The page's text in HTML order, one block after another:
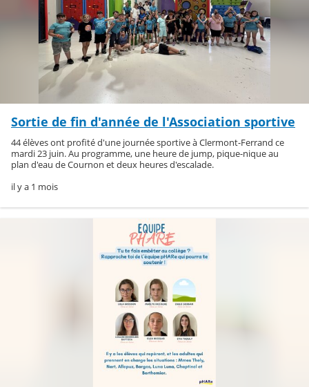
Sortie de fin d'année de l'Association sportive
44 élèves ont profité d'une journée sportive à Clermont-Ferrand ce
mardi 23 juin. Au programme, une heure de jump, pique-nique au
plan d'eau de Cournon et deux heures d'escalade.
il y a 1 mois